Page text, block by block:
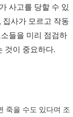
사고를 당할 수 있
집사가 모르고 작동
들을 미리 점검하
것이 중요하다.
죽을 수도 있다며 조